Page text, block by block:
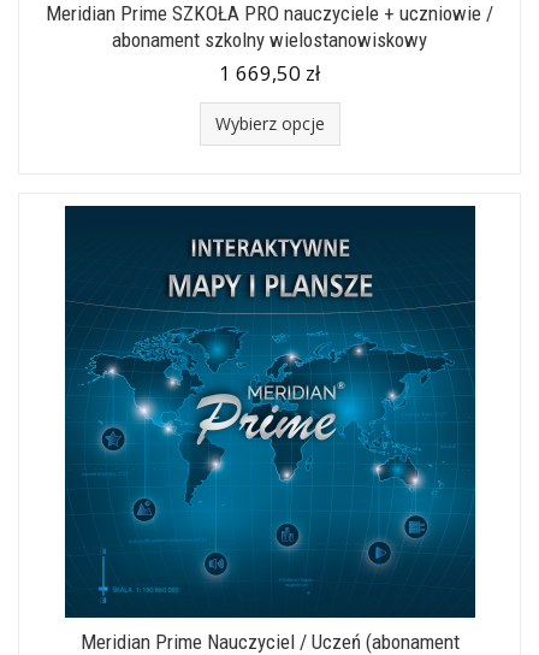
Meridian Prime SZKOŁA PRO nauczyciele + uczniowie /
abonament szkolny wielostanowiskowy
1 669,50 zł
Wybierz opcje
Meridian Prime Nauczyciel / Uczeń (abonament